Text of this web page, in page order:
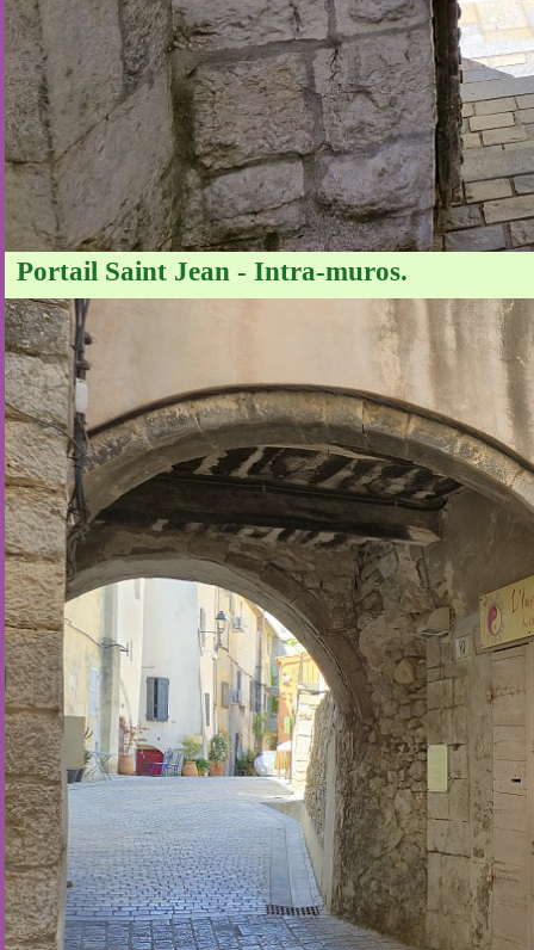
Portail Saint Jean - Intra-muros.